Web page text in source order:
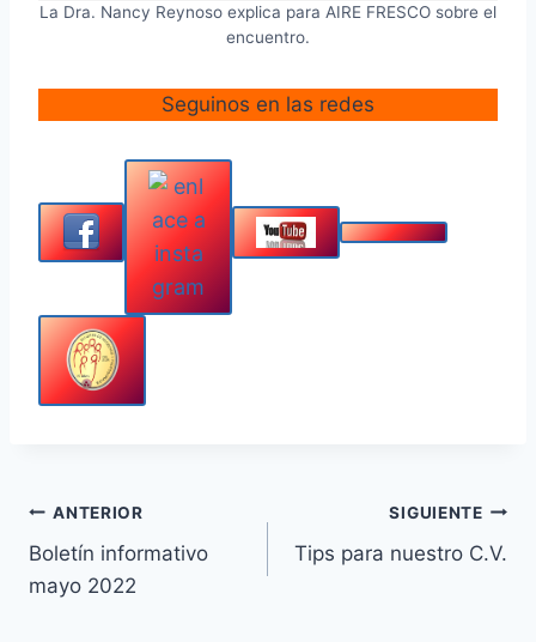
La Dra. Nancy Reynoso explica para AIRE FRESCO sobre el
encuentro.
Seguinos en las redes
Navegación
de
ANTERIOR
Boletín informativo
mayo 2022
SIGUIENTE
Tips para nuestro C.V.